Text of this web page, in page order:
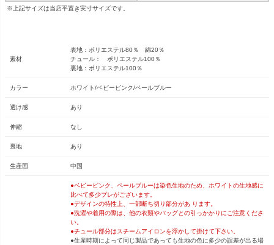
※上記サイズは当店平置き実寸サイズです。
素材
表地：ポリエステル80％ 綿20％
チュール： ポリエステル100％
裏地：ポリエステル100％
カラー ホワイト/ベビーピンク/ペールブルー
透け感 あり
伸縮 なし
裏地 あり
生産国 中国
●ベビーピンク、ペールブルーは染色生地のため、ホワイトの生地感に
比べて多少ブレがございます。
●デザインの特性上、一部断ち切り部分があ ります。
●洗濯や着用の際は、他の衣類やバッグとの引っかかりにご注意くださ
い。
●チュール部分はスチームアイロンを浮かして掛けて下さい。
●生産時期によって同じ製品であっても生地の色に多少の誤差が出る場